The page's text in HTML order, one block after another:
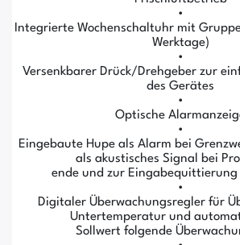
•
Integrierte Wochenschaltuhr mit
Werktage)
•
Versenkbarer Drück/Drehgeber zur
des Gerätes
•
Optische
•
Eingebaute Hupe als Alarm bei
als akustisches Signal bei
ende und zur Eingabequittierung
•
Digitaler Überwachungsregler für
Untertemperatur und
Sollwert folgende